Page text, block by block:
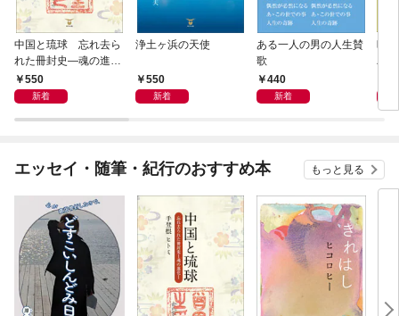
中国と琉球 忘れ去ら
れた冊封史―魂の進化
―550
新着
浄土ヶ浜の天使
550
新着
ある一人の男の人生賛
歌
440
新着
晩
パ
エッセイ・随筆・紀行のおすすめ本 もっと見る